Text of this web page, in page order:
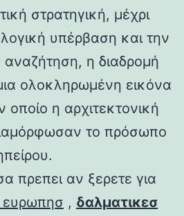
στρατηγική, μέχρι
υπέρβαση και την
αναζήτηση, η διαδρομή
ολοκληρωμένη εικόνα
οποίο η αρχιτεκτονική
το πρόσωπο
πρεπει αν ξερετε για
ευρωπησ , δαλματικεσ